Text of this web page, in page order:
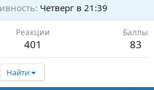
Четверг в 21:39
Реакции
401
Баллы
83
Найти